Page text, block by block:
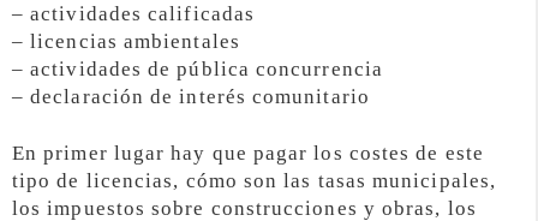
– actividades calificadas
– licencias ambientales
– actividades de pública concurrencia
– declaración de interés comunitario
En primer lugar hay que pagar los costes de este
tipo de licencias, cómo son las tasas municipales,
los impuestos sobre construcciones y obras, los